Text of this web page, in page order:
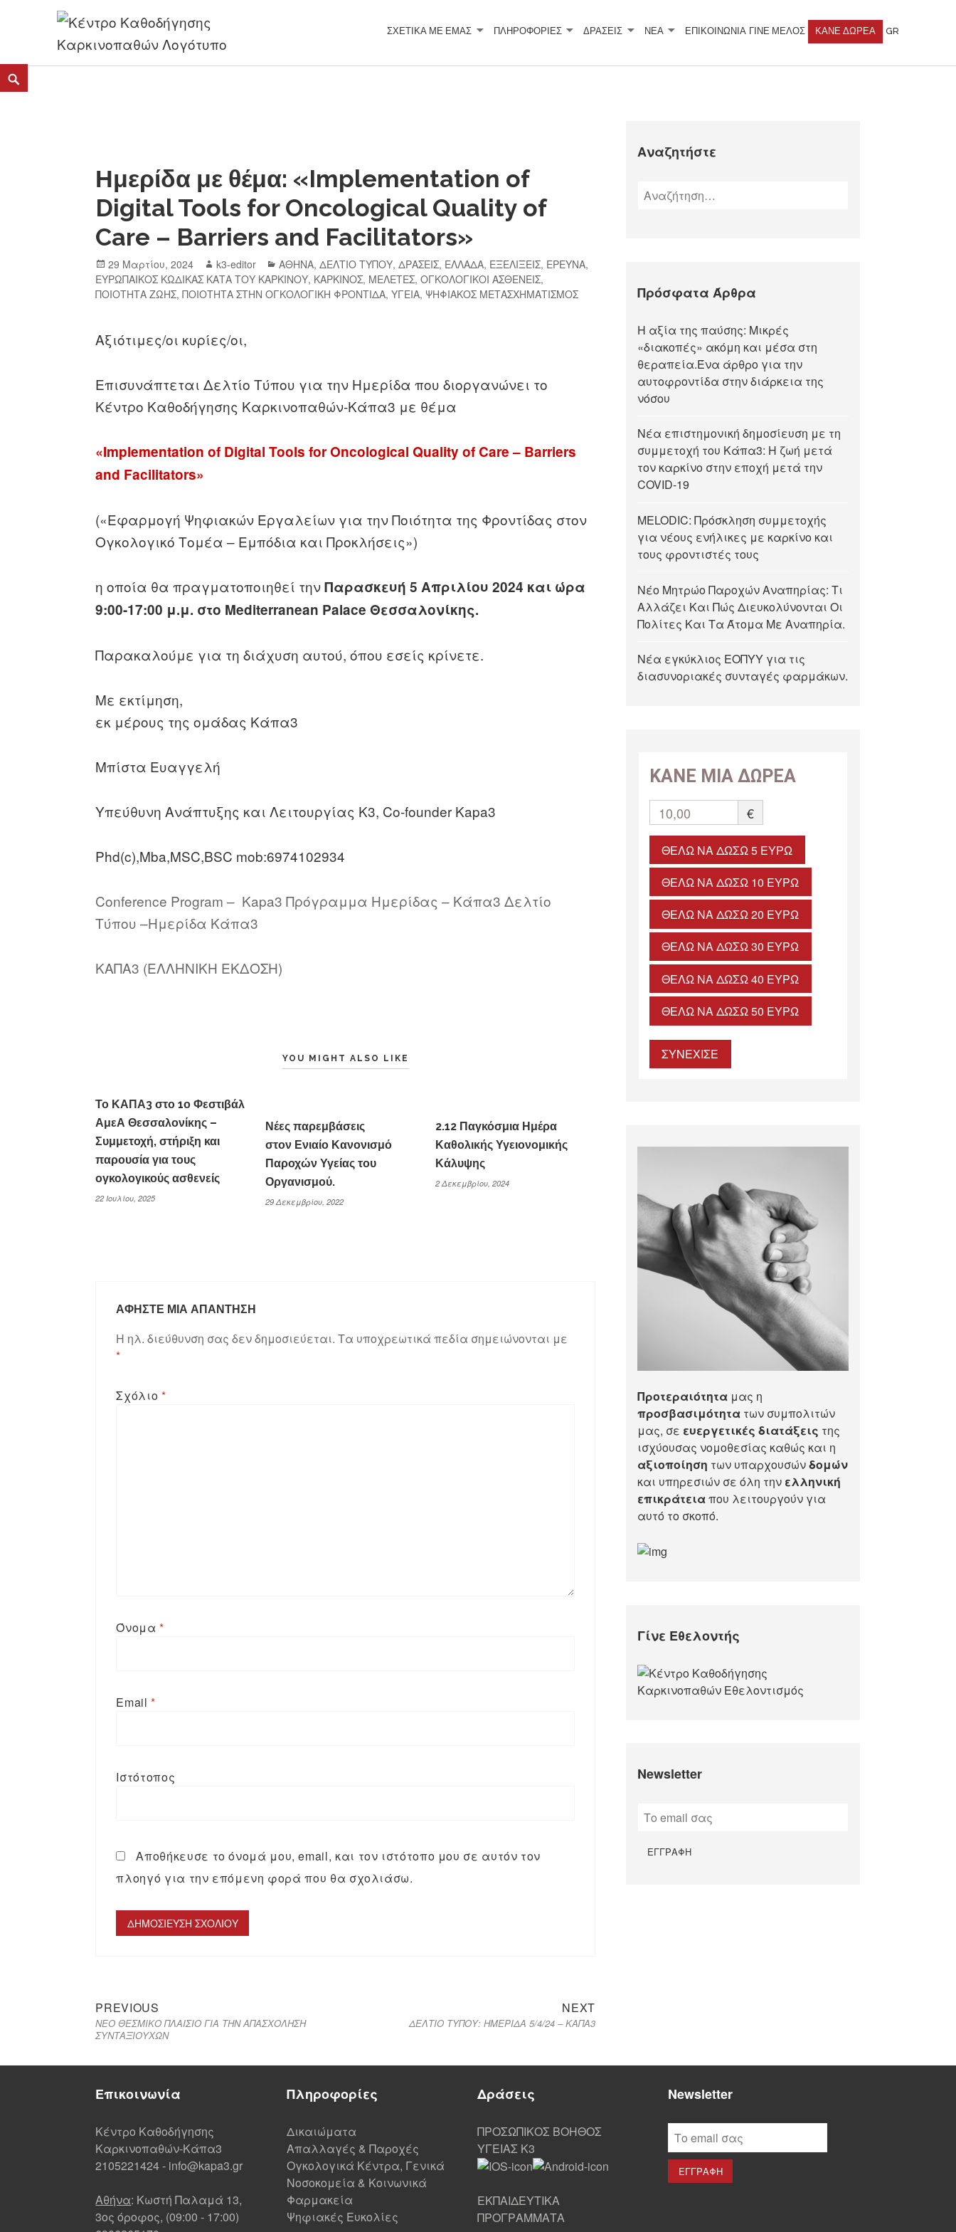
K3
ΚΕΝΤΡΟ ΚΑΘΟΔΗΓΗΣΗΣ ΚΑΡΚΙΝΟΠΑΘΩΝ
ΣΧΕΤΙΚΆ ΜΕ ΕΜΆΣ ΠΛΗΡΟΦΟΡΙΕΣ ΔΡΑΣΕΙΣ ΝΕΑ ΕΠΙΚΟΙΝΩΝΙΑ ΓΊΝΕ ΜΈΛΟΣ ΚΆΝΕ ΔΩΡΕΆ GR
Ημερίδα με θέμα: «Implementation of
Digital Tools for Oncological Quality of
Care – Barriers and Facilitators»
29 Μαρτίου, 2024 k3-editor ΑΘΗΝΑ,ΔΕΛΤΙΟ ΤΥΠΟΥ,ΔΡΑΣΕΙΣ, ΕΛΛΑΔΑ, ΕΞΕΛΙΞΕΙΣ, ΕΡΕΥΝΑ,
ΕΥΡΩΠΑΙΚΟΣ ΚΩΔΙΚΑΣ ΚΑΤΑ ΤΟΥ ΚΑΡΚΙΝΟΥ, ΚΑΡΚΙΝΟΣ, ΜΕΛΕΤΕΣ,ΟΓΚΟΛΟΓΙΚΟΙ ΑΣΘΕΝΕΙΣ,
ΠΟΙΟΤΗΤΑ ΖΩΗΣ,ΠΟΙΟΤΗΤΑ ΣΤΗΝ ΟΓΚΟΛΟΓΙΚΗ ΦΡΟΝΤΙΔΑ,ΥΓΕΙΑ, ΨΗΦΙΑΚΟΣ ΜΕΤΑΣΧΗΜΑΤΙΣΜΟΣ
Αξιότιμες/οι κυρίες/οι,
Επισυνάπτεται Δελτίο Τύπου για την Ημερίδα που διοργανώνει το
Κέντρο Καθοδήγησης Καρκινοπαθών-Κάπα3 με θέμα
«Implementation of Digital Tools for Oncological Quality of Care – Barriers
and Facilitators»
(«Εφαρμογή Ψηφιακών Εργαλείων για την Ποιότητα της Φροντίδας στον
Ογκολογικό Τομέα – Εμπόδια και Προκλήσεις»)
η οποία θα πραγματοποιηθεί τηνΠαρασκευή 5 Απριλίου 2024 και ώρα
9:00-17:00 μ.μ. στο Mediterranean Palace Θεσσαλονίκης.
Παρακαλούμε για τη διάχυση αυτού, όπου εσείς κρίνετε.
Με εκτίμηση,
εκ μέρους της ομάδας Κάπα3
Μπίστα Ευαγγελή
Υπεύθυνη Ανάπτυξης και Λειτουργίας Κ3, Co-founder Kapa3
Phd(c),Mba,MSC,BSC mob:6974102934
Conference Program – Kapa3 Πρόγραμμα Ημερίδας – Κάπα3 Δελτίο
Τύπου –Ημερίδα Κάπα3
ΚΑΠΑ3 (ΕΛΛΗΝΙΚΗ ΕΚΔΟΣΗ)
YOU MIGHT ALSO LIKE
Το ΚΑΠΑ3 στο 1ο Φεστιβάλ
ΑμεΑ Θεσσαλονίκης –
Συμμετοχή, στήριξη και
παρουσία για τους
ογκολογικούς ασθενείς
22 Ιουλίου, 2025
Νέες παρεμβάσεις
στον Ενιαίο Κανονισμό
Παροχών Υγείας του
Οργανισμού.
29 Δεκεμβρίου, 2022
2.12 Παγκόσμια Ημέρα
Καθολικής Υγειονομικής
Κάλυψης
2 Δεκεμβρίου, 2024
ΑΦΉΣΤΕ ΜΙΑ ΑΠΆΝΤΗΣΗ
Η ηλ. διεύθυνση σας δεν δημοσιεύεται. Τα υποχρεωτικά πεδία σημειώνονται με
*
Σχόλιο *
Όνομα*
Email*
Ιστότοπος
Αποθήκευσε το όνομά μου, email, και τον ιστότοπο μου σε αυτόν τον
πλοηγό για την επόμενη φορά που θα σχολιάσω.
PREVIOUS
ΝΕΟ ΘΕΣΜΙΚΟ ΠΛΑΙΣΙΟ ΓΙΑ ΤΗΝ ΑΠΑΣΧΟΛΗΣΗ
ΣΥΝΤΑΞΙΟΥΧΩΝ
NEXT
ΔΕΛΤΙΟ ΤΥΠΟΥ: ΗΜΕΡΙΔΑ 5/4/24 – ΚΑΠΑ3
Αναζητήστε
Πρόσφατα Άρθρα
Η αξία της παύσης: Μικρές
«διακοπές» ακόμη και μέσα στη
θεραπεία.Ένα άρθρο για την
αυτοφροντίδα στην διάρκεια της
νόσου
Νέα επιστημονική δημοσίευση με τη
συμμετοχή του Κάπα3: Η ζωή μετά
τον καρκίνο στην εποχή μετά την
COVID-19
MELODIC: Πρόσκληση συμμετοχής
για νέους ενήλικες με καρκίνο και
τους φροντιστές τους
Νέο Μητρώο Παροχών Αναπηρίας: Τι
Αλλάζει Και Πώς Διευκολύνονται Οι
Πολίτες Και Τα Άτομα Με Αναπηρία.
Νέα εγκύκλιος ΕΟΠΥΥ για τις
διασυνοριακές συνταγές φαρμάκων.
ΚΑΝΕ ΜΙΑ ΔΩΡΕΑ
10,00 €
ΘΈΛΩ ΝΑ ΔΏΣΩ 5 ΕΥΡΏ
ΘΈΛΩ ΝΑ ΔΏΣΩ 10 ΕΥΡΏ
ΘΈΛΩ ΝΑ ΔΏΣΩ 20 ΕΥΡΏ
ΘΈΛΩ ΝΑ ΔΏΣΩ 30 ΕΥΡΏ
ΘΈΛΩ ΝΑ ΔΏΣΩ 40 ΕΥΡΏ
ΘΈΛΩ ΝΑ ΔΏΣΩ 50 ΕΥΡΏ
ΣΥΝΕΧΙΣΕ
Προτεραιότητα μας η
προσβασιμότητα των συμπολιτών
μας, σε ευεργετικές διατάξεις της
ισχύουσας νομοθεσίας καθώς και η
αξιοποίηση των υπαρχουσώνδομών
και υπηρεσιών σε όλη την ελληνική
επικράτειαπου λειτουργούν για
αυτό το σκοπό.​
Γίνε Εθελοντής
Newsletter
Επικοινωνία
Κέντρο Καθοδήγησης
Καρκινοπαθών-Κάπα3
2105221424- info@kapa3.gr
Αθήνα: Κωστή Παλαμά 13,
3ος όροφος, (09:00 - 17:00)
Πληροφορίες
Δικαιώματα
Απαλλαγές & Παροχές
Ογκολογικά Κέντρα, Γενικά
Νοσοκομεία & Κοινωνικά
Φαρμακεία
Ψηφιακές Ευκολίες
Δράσεις
ΠΡΟΣΩΠΙΚΟΣ ΒΟΗΘΟΣ
ΥΓΕΙΑΣ K3
ΕΚΠΑΙΔΕΥΤΙΚΑ
ΠΡΟΓΡΑΜΜΑΤΑ
Newsletter